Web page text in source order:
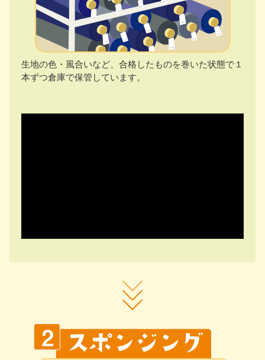
生地の色・風合いなど、合格したものを巻いた状態で１
本ずつ倉庫で保管しています。